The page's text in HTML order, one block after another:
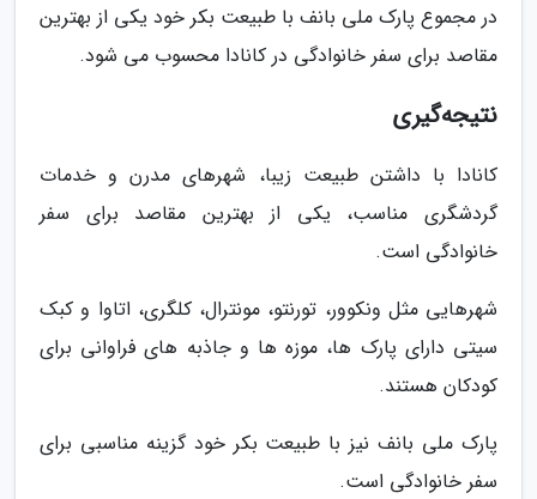
در مجموع پارک ملی بانف با طبیعت بکر خود یکی از بهترین
مقاصد برای سفر خانوادگی در کانادا محسوب می شود.
نتیجه‌گیری
کانادا با داشتن طبیعت زیبا، شهرهای مدرن و خدمات
گردشگری مناسب، یکی از بهترین مقاصد برای سفر
خانوادگی است.
شهرهایی مثل ونکوور، تورنتو، مونترال، کلگری، اتاوا و کبک
سیتی دارای پارک ها، موزه ها و جاذبه های فراوانی برای
کودکان هستند.
پارک ملی بانف نیز با طبیعت بکر خود گزینه مناسبی برای
سفر خانوادگی است.